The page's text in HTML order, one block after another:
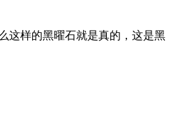
这样的黑曜石就是真的，这是黑